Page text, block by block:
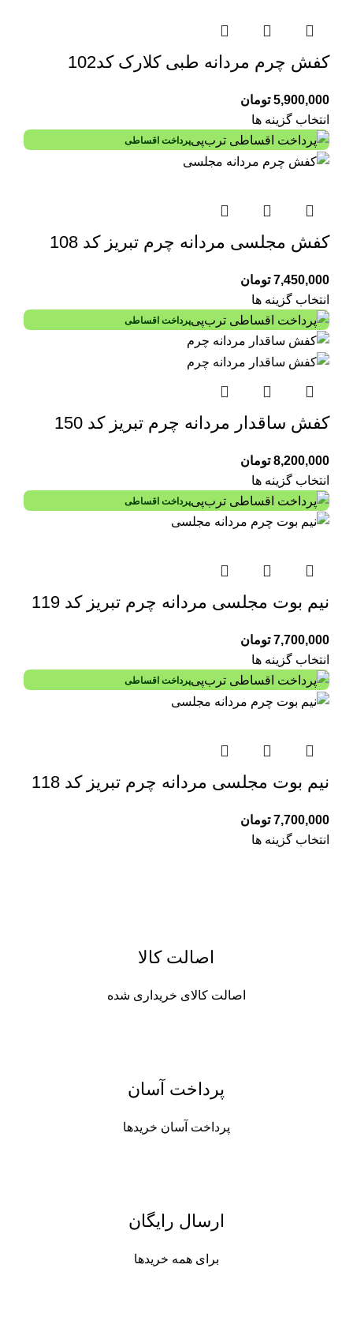
کفش چرم مردانه طبی کلارک کد102
5,900,000 تومان
انتخاب گزینه ها
پرداخت اقساطی
کفش مجلسی مردانه چرم تبریز کد 108
7,450,000 تومان
انتخاب گزینه ها
پرداخت اقساطی
کفش ساقدار مردانه چرم تبریز کد 150
8,200,000 تومان
انتخاب گزینه ها
پرداخت اقساطی
نیم بوت مجلسی مردانه چرم تبریز کد 119
7,700,000 تومان
انتخاب گزینه ها
پرداخت اقساطی
نیم بوت مجلسی مردانه چرم تبریز کد 118
7,700,000 تومان
انتخاب گزینه ها
اصالت کالا
اصالت کالای خریداری شده
پرداخت آسان
پرداخت آسان خریدها
ارسال رایگان
برای همه خریدها